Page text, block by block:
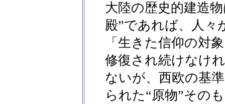
大陸の歴史的建造
殿”であれば、人々
「生きた信仰の対
修復され続けなけ
ないが、西欧の基
られた“原物”その